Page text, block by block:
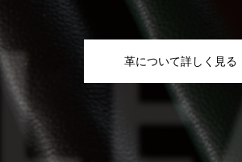
革について詳しく見る